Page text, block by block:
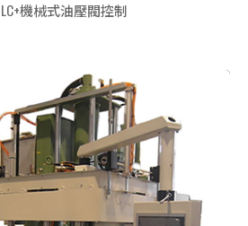
機械式油壓閥控制